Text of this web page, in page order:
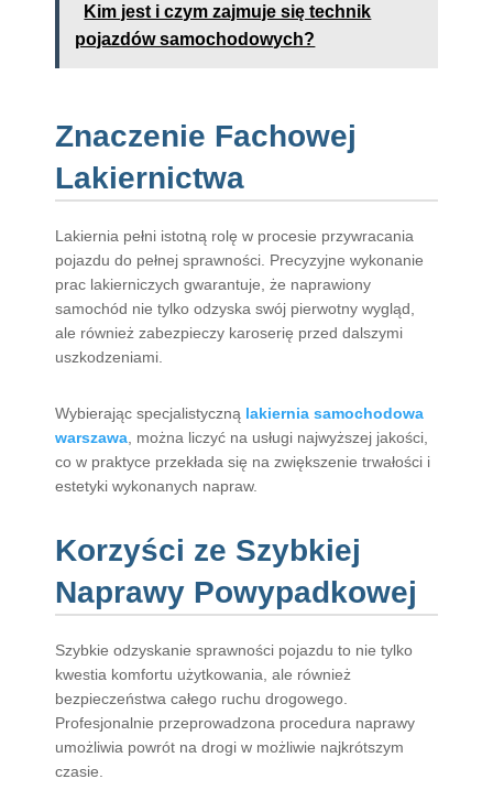
Kim jest i czym zajmuje się technik
pojazdów samochodowych?
Znaczenie Fachowej
Lakiernictwa
Lakiernia pełni istotną rolę w procesie przywracania
pojazdu do pełnej sprawności. Precyzyjne wykonanie
prac lakierniczych gwarantuje, że naprawiony
samochód nie tylko odzyska swój pierwotny wygląd,
ale również zabezpieczy karoserię przed dalszymi
uszkodzeniami.
Wybierając specjalistyczną lakiernia samochodowa
warszawa , można liczyć na usługi najwyższej jakości,
co w praktyce przekłada się na zwiększenie trwałości i
estetyki wykonanych napraw.
Korzyści ze Szybkiej
Naprawy Powypadkowej
Szybkie odzyskanie sprawności pojazdu to nie tylko
kwestia komfortu użytkowania, ale również
bezpieczeństwa całego ruchu drogowego.
Profesjonalnie przeprowadzona procedura naprawy
umożliwia powrót na drogi w możliwie najkrótszym
czasie.